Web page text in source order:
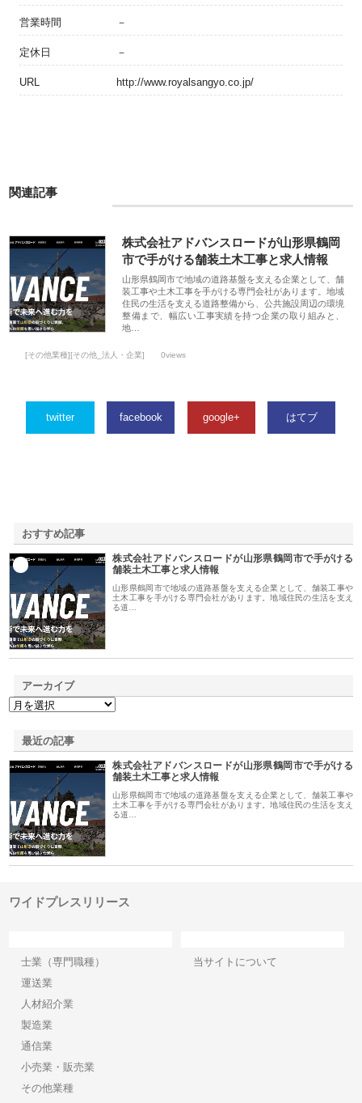
営業時間 －
定休日 －
URL http://www.royalsangyo.co.jp/
関連記事
株式会社アドバンスロードが山形県鶴岡
市で手がける舗装土木工事と求人情報
山形県鶴岡市で地域の道路基盤を支える企業として、舗
装工事や土木工事を手がける専門会社があります。地域
住民の生活を支える道路整備から、公共施設周辺の環境
整備まで、幅広い工事実績を持つ企業の取り組みと、
地…
[その他業種][その他_法人・企業] 0views
twitter facebook google+ はてブ
おすすめ記事
株式会社アドバンスロードが山形県鶴岡市で手がける
舗装土木工事と求人情報
山形県鶴岡市で地域の道路基盤を支える企業として、舗装工事や
土木工事を手がける専門会社があります。地域住民の生活を支え
る道…
アーカイブ
最近の記事
株式会社アドバンスロードが山形県鶴岡市で手がける
舗装土木工事と求人情報
山形県鶴岡市で地域の道路基盤を支える企業として、舗装工事や
土木工事を手がける専門会社があります。地域住民の生活を支え
る道…
ワイドプレスリリース
士業（専門職種）
運送業
人材紹介業
製造業
通信業
小売業・販売業
その他業種
当サイトについて